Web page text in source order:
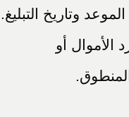
وتاريخ التبليغ.
الأموال أو